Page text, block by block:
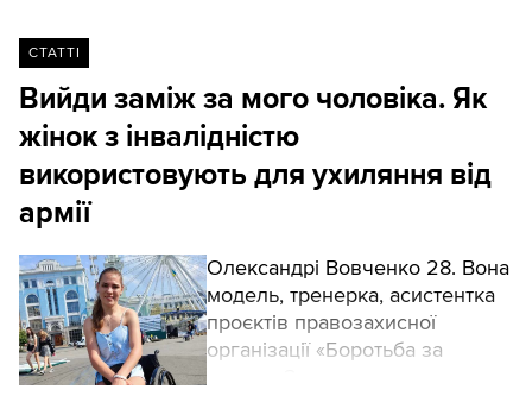
СТАТТІ
Вийди заміж за мого чоловіка. Як
жінок з інвалідністю
використовують для ухиляння від
армії
Олександрі Вовченко 28. Вона
модель, тренерка, асистентка
проєктів правозахисної
організації «Боротьба за